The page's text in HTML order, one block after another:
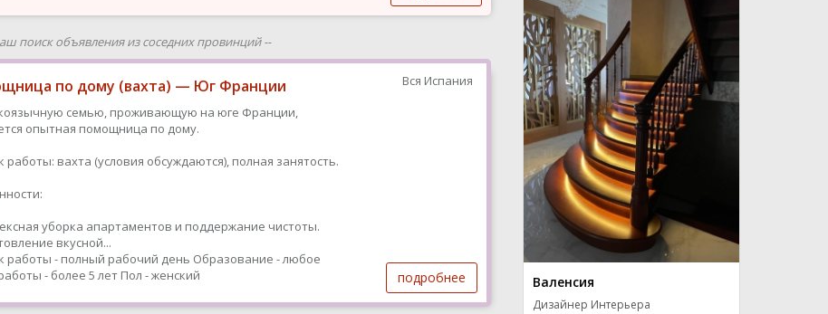
поиск объявления из соседних провинций --
по дому (вахта) — Юг Франции
семью, проживающую на юге Франции,
опытная помощница по дому.
работы: вахта (условия обсуждаются), полная занятость.
уборка апартаментов и поддержание чистоты.
вкусной...
работы - полный рабочий день Образование - любое
- более 5 лет Пол - женский
Вся Испания
подробнее Валенсия
Дизайнер Интерьера